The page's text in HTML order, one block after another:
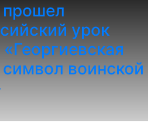
урок
воинской